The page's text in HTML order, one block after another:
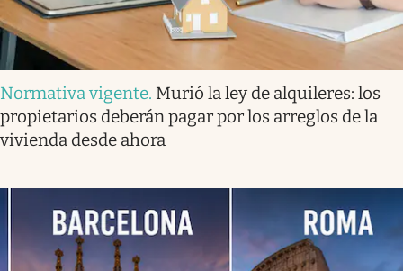
Normativa vigente. Murió la ley de alquileres: los
propietarios deberán pagar por los arreglos de la
vivienda desde ahora